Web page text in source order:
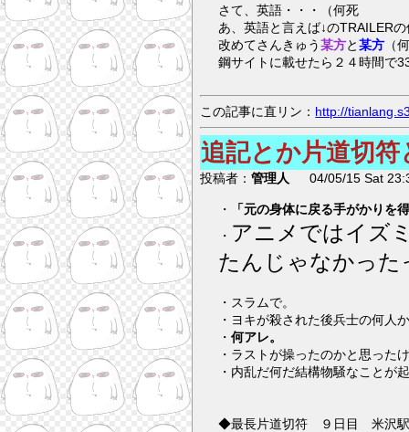
さて、英語・・・（何死
あ、英語と言えば↓のTRAILER
改めてさんきゅう某方と某方 （
鋼サイトに載せたら２４時間で
この記事に直リン： http://
追記とか片道切符
投稿者：管理人 04/05/15 Sat
・
「元の身体に戻る手がかりを
・ アニメではイズ
たんじゃなかった
・スラムで。
・ヨキが殺された後兵士の何人
・何アレ。
・ラストが操ったのかと思った
・内乱だ何だ結構物騒なことが
◆最長片道切符 ９日目 米沢